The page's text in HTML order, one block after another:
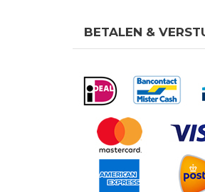
BETALEN &